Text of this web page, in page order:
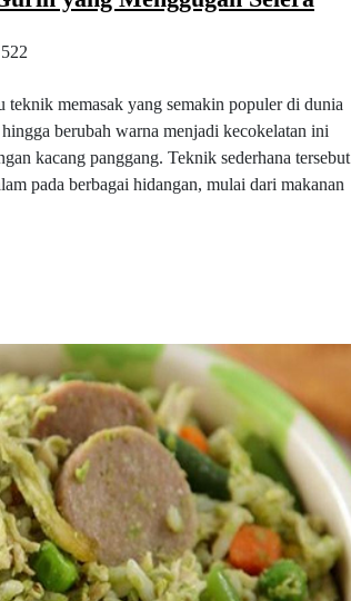
522
memasak yang semakin populer di dunia
berubah warna menjadi kecokelatan ini
kacang panggang. Teknik sederhana tersebut
pada berbagai hidangan, mulai dari makanan